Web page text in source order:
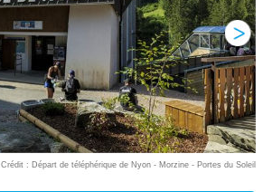
Crédit : Départ de téléphérique de Nyon - Morzine - Portes du Soleil